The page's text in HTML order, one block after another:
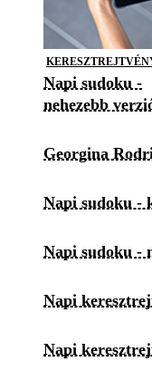
Napi sudoku -
nehezebb
Georgina
Napi sudoku -
Napi sudoku -
Napi
Napi